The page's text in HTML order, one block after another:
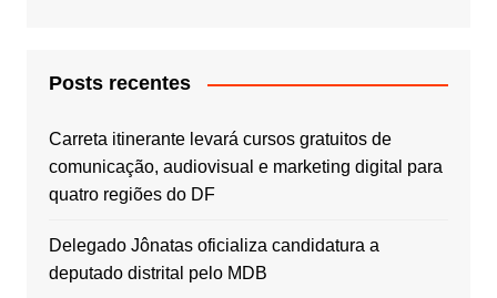
Posts recentes
Carreta itinerante levará cursos gratuitos de
comunicação, audiovisual e marketing digital para
quatro regiões do DF
Delegado Jônatas oficializa candidatura a
deputado distrital pelo MDB